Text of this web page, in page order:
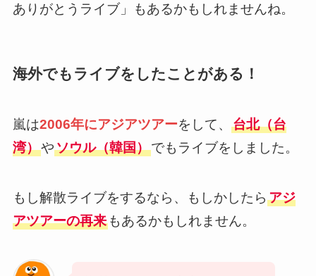
ありがとうライブ」もあるかもしれませんね。
海外でもライブをしたことがある！
嵐は2006年にアジアツアーをして、 台北（台
湾）やソウル（韓国）でもライブをしました。
もし解散ライブをするなら、もしかしたら アジ
アツアーの再来もあるかもしれません。